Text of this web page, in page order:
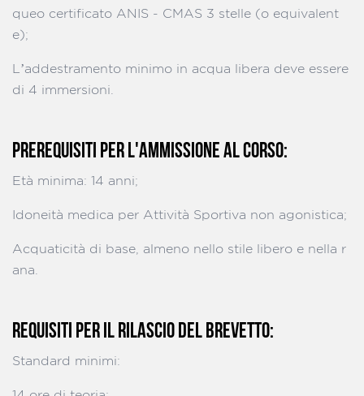
queo certificato ANIS - CMAS 3 stelle (o equivalent
e);
L’addestramento minimo in acqua libera deve essere
di 4 immersioni.
PREREQUISITI PER L'AMMISSIONE AL CORSO:
Età minima: 14 anni;
Idoneità medica per Attività Sportiva non agonistica;
Acquaticità di base, almeno nello stile libero e nella r
ana.
REQUISITI PER IL RILASCIO DEL BREVETTO:
Standard minimi: